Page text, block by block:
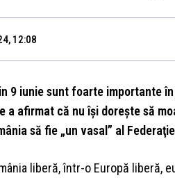
12:08
9 iunie sunt foarte importante
a afirmat că nu îşi doreşte să
să fie „un vasal” al
liberă, într-o Europă liberă,